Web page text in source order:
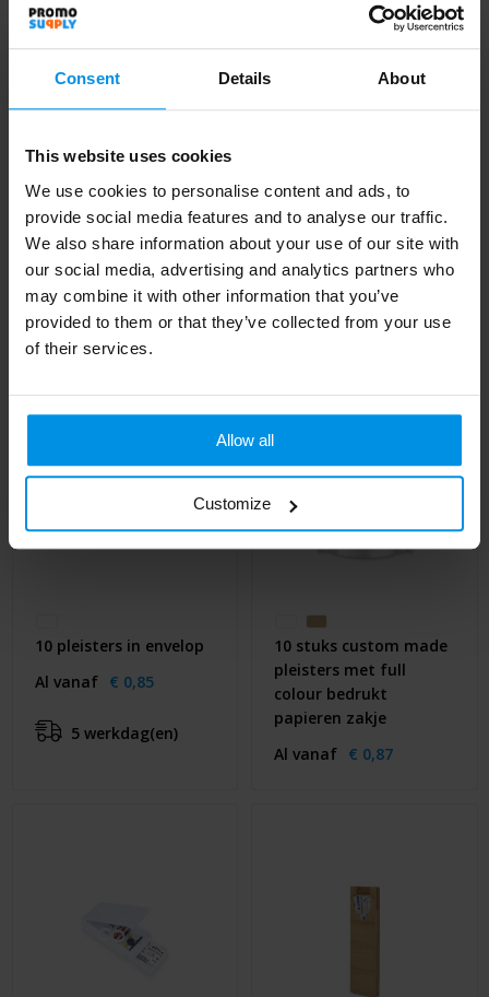
Consent Details About
This website uses cookies
We use cookies to personalise content and ads, to
provide social media features and to analyse our traffic.
We also share information about your use of our site with
our social media, advertising and analytics partners who
may combine it with other information that you’ve
provided to them or that they’ve collected from your use
of their services.
Allow all
Customize
5-delige custom made
colour bedrukte
kraftpapieren envelop
Al vanaf € 0,57
10-delige custom made
pleisters met full
colour bedrukte
kraftpapieren envelop
Al vanaf € 0,82
10 pleisters in envelop
Al vanaf € 0,85
5 werkdag(en)
10 stuks custom made
pleisters met full
colour bedrukt
papieren zakje
Al vanaf € 0,87